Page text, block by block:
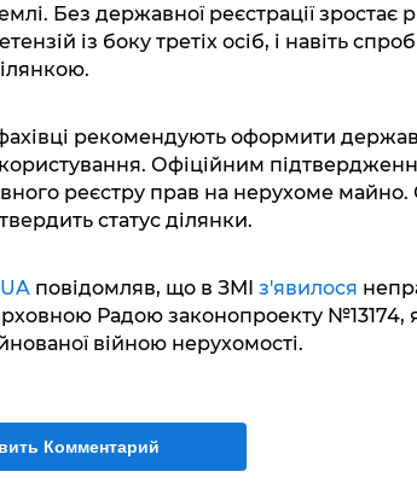
Без державної реєстрації зростає
із боку третіх осіб, і навіть
рекомендують оформити
користування. Офіційним
реєстру прав на нерухоме
статус ділянки.
повідомляв, що в ЗМІ з'явилося
Радою законопроекту №13174,
війною нерухомості.
Комментарий